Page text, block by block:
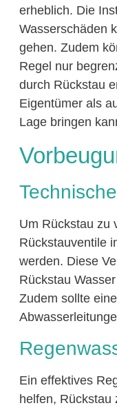
erheblich. Die
Wasserschäden
gehen. Zudem
Regel nur
durch Rückstau
Eigentümer als
Lage bringen
Um Rückstau zu
Rückstauventile
werden. Diese
Rückstau
Zudem sollte
Ein effektives
helfen, Rückstau